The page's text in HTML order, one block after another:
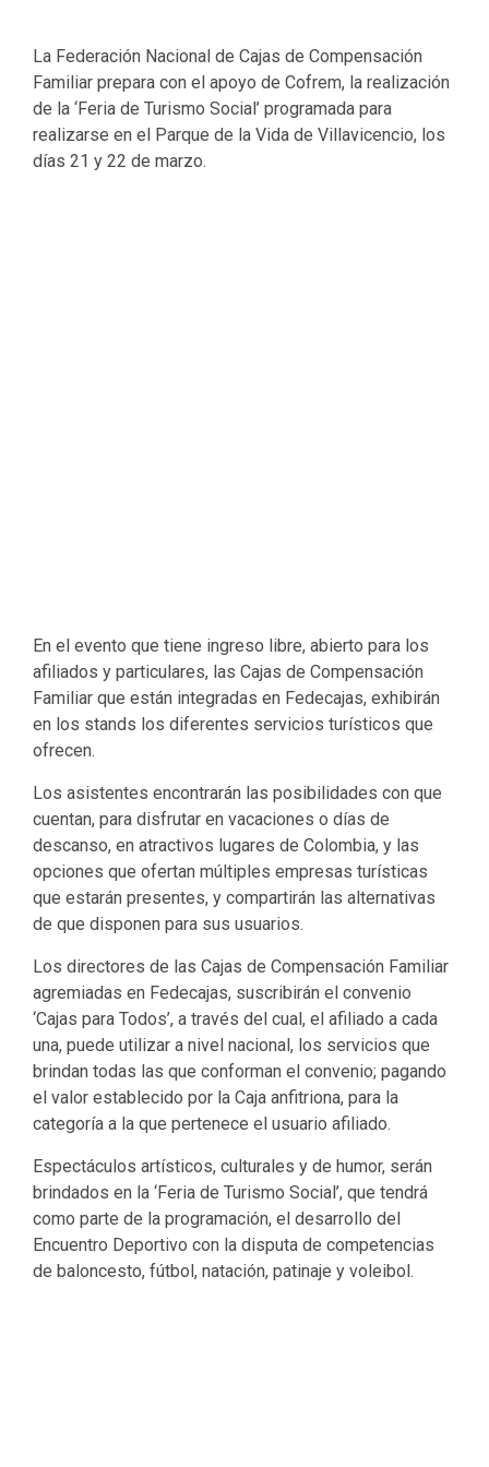
La Federación Nacional de Cajas de Compensación
Familiar prepara con el apoyo de Cofrem, la realización
de la ‘Feria de Turismo Social’ programada para
realizarse en el Parque de la Vida de Villavicencio, los
días 21 y 22 de marzo.
En el evento que tiene ingreso libre, abierto para los
afiliados y particulares, las Cajas de Compensación
Familiar que están integradas en Fedecajas, exhibirán
en los stands los diferentes servicios turísticos que
ofrecen.
Los asistentes encontrarán las posibilidades con que
cuentan, para disfrutar en vacaciones o días de
descanso, en atractivos lugares de Colombia, y las
opciones que ofertan múltiples empresas turísticas
que estarán presentes, y compartirán las alternativas
de que disponen para sus usuarios.
Los directores de las Cajas de Compensación Familiar
agremiadas en Fedecajas, suscribirán el convenio
‘Cajas para Todos’, a través del cual, el afiliado a cada
una, puede utilizar a nivel nacional, los servicios que
brindan todas las que conforman el convenio; pagando
el valor establecido por la Caja anfitriona, para la
categoría a la que pertenece el usuario afiliado.
Espectáculos artísticos, culturales y de humor, serán
brindados en la ‘Feria de Turismo Social’, que tendrá
como parte de la programación, el desarrollo del
Encuentro Deportivo con la disputa de competencias
de baloncesto, fútbol, natación, patinaje y voleibol.